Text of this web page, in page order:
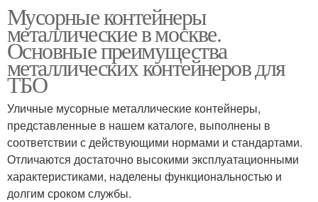
Мусорные контейнеры
металлические в москве.
Основные преимущества
металлических контейнеров для
ТБО
Уличные мусорные металлические контейнеры,
представленные в нашем каталоге, выполнены в
соответствии с действующими нормами и стандартами.
Отличаются достаточно высокими эксплуатационными
характеристиками, наделены функциональностью и
долгим сроком службы.